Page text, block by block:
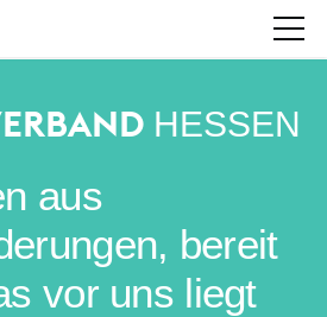
HESSEN
aus
bereit
vor uns liegt